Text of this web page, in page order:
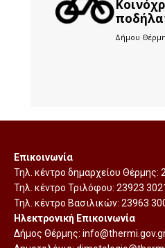
Δήμου
Επικοινωνία
Τηλ. κέντρο δημαρχείου Θέρμης:
Τηλ. κέντρο Τριλόφου: 23923
Τηλ. κέντρο Βασιλικών: 23963
Ηλεκτρονική Επικοινωνία
Δήμος Θέρμης: